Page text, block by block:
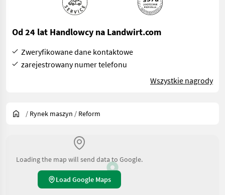
Od 24 lat Handlowcy na Landwirt.com
Zweryfikowane dane kontaktowe
zarejestrowany numer telefonu
Wszystkie nagrody
/ Rynek maszyn / Reform
Loading the map will send data to Google.
Load Google Maps